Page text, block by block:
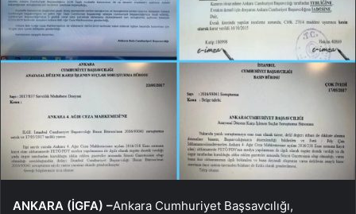
ANKARA (İGFA) –Ankara Cumhuriyet Başsavcılığı,